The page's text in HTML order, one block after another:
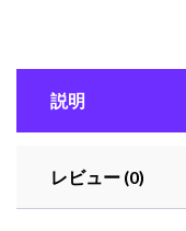
ク
コ
ン
説明
レビュー (0)